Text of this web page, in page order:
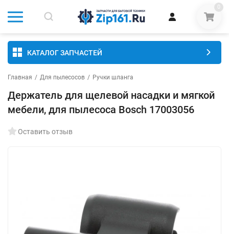
0
КАТАЛОГ ЗАПЧАСТЕЙ
Главная / Для пылесосов / Ручки шланга
Держатель для щелевой насадки и мягкой
мебели, для пылесоса Bosch 17003056
Оставить отзыв